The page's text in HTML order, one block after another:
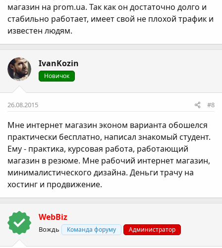
магазин на prom.ua. Так как он достаточно долго и
стабильно работает, имеет свой не плохой трафик и
известен людям.
IvanKozin
Новичок
26.08.2015 #8
Мне интернет магазин эконом варианта обошелся
практически бесплатно, написал знакомый студент.
Ему - практика, курсовая работа, работающий
магазин в резюме. Мне рабочий интернет магазин,
минималистического дизайна. Деньги трачу на
хостинг и продвижение.
WebBiz
Вождь Команда форуму Администратор